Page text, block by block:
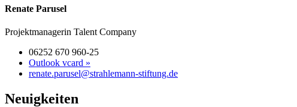
Renate Parusel
Projektmanagerin Talent Company
06252 670 960-25
Outlook vcard »
renate.parusel@strahlemann-stiftung.de
Neuigkeiten